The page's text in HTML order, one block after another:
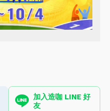
加入造咖 LINE 好
友